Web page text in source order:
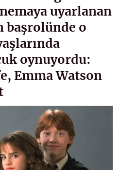
uyarlanan
başrolünde o
oynuyordu:
Emma Watson